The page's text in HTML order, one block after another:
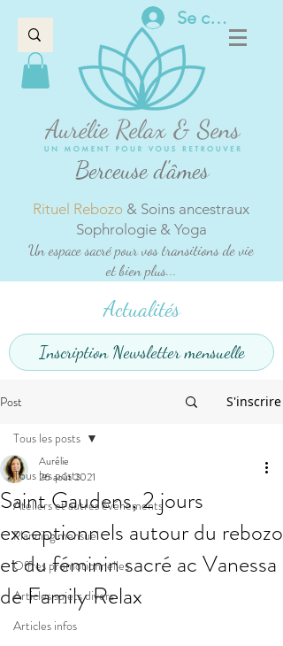
Se connecter
Berceuse d'âmes
Rituel Rebozo & Soins ancestraux
Sophrologie & Yoga
Un espace sacré pour vos transitions de vie
et bien plus...
Actualités
Inscription Newsletter mensuelle
Post S'inscrire
Tous les posts
Ateliers et autres événements
Planning mensuel
Offres promotionnelles
Articles sujets divers
Articles infos
Tous les posts
Saint Gaudens, 2 jours
exceptionnels autour du rebozo
et du féminin sacré ac Vanessa
de Family Relax
Aurélie
26 août 2021